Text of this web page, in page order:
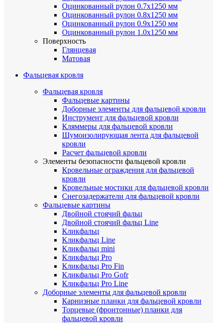
Оцинкованный рулон 0.7х1250 мм
Оцинкованный рулон 0.8х1250 мм
Оцинкованный рулон 0.9х1250 мм
Оцинкованный рулон 1.0х1250 мм
Поверхность
Глянцевая
Матовая
Фальцевая кровля
Фальцевая кровля
Фальцевые картины
Доборные элементы для фальцевой кровли
Инструмент для фальцевой кровли
Кляммеры для фальцевой кровли
Шумоизолирующая лента для фальцевой
кровли
Расчет фальцевой кровли
Элементы безопасности фальцевой кровли
Кровельные ограждения для фальцевой
кровли
Кровельные мостики для фальцевой кровли
Снегозадержатели для фальцевой кровли
Фальцевые картины
Двойной стоячий фальц
Двойной стоячий фальц Line
Кликфальц
Кликфальц Line
Кликфальц mini
Кликфальц Pro
Кликфальц Pro Fin
Кликфальц Pro Gofr
Кликфальц Pro Line
Доборные элементы для фальцевой кровли
Карнизные планки для фальцевой кровли
Торцевые (фронтонные) планки для
фальцевой кровли